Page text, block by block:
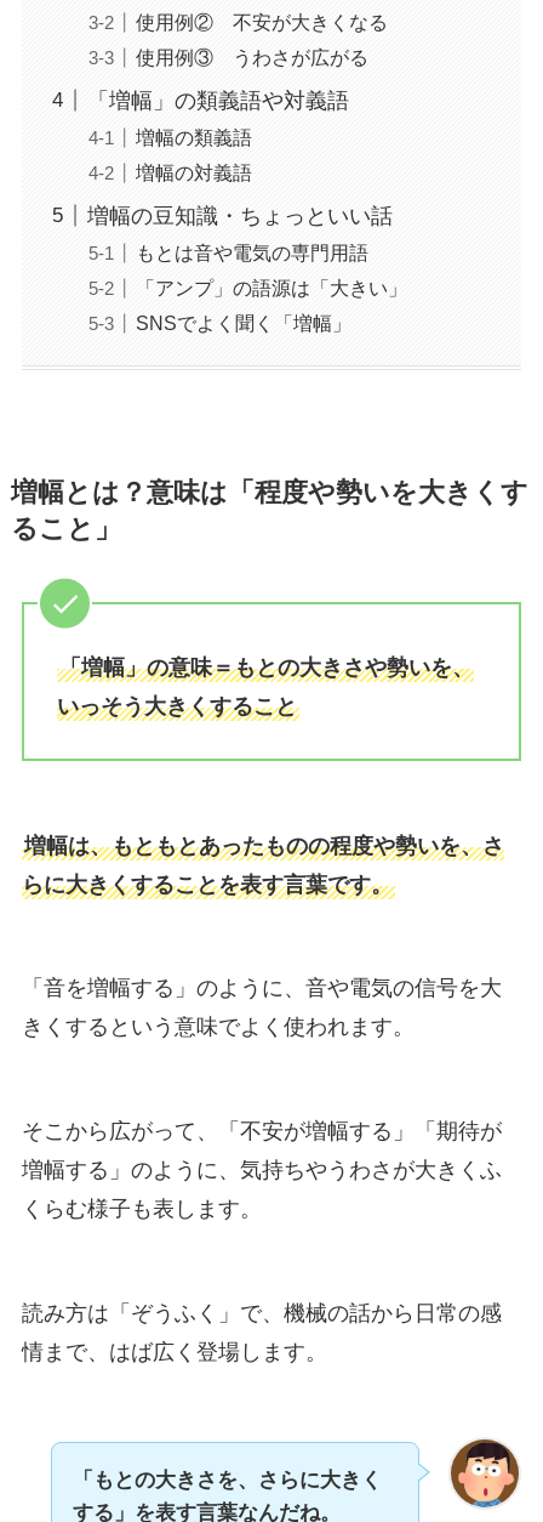
使用例② 不安が大きくなる
使用例③ うわさが広がる
「増幅」の類義語や対義語
増幅の類義語
増幅の対義語
増幅の豆知識・ちょっといい話
もとは音や電気の専門用語
「アンプ」の語源は「大きい」
SNSでよく聞く「増幅」
増幅とは？意味は「程度や勢いを大きくす
ること」
「増幅」の意味＝もとの大きさや勢いを、
いっそう大きくすること
増幅は、もともとあったものの程度や勢いを、さ
らに大きくすることを表す言葉です。
「音を増幅する」のように、音や電気の信号を大
きくするという意味でよく使われます。
そこから広がって、「不安が増幅する」「期待が
増幅する」のように、気持ちやうわさが大きくふ
くらむ様子も表します。
読み方は「ぞうふく」で、機械の話から日常の感
情まで、はば広く登場します。
「もとの大きさを、さらに大きく
する」を表す言葉なんだね。